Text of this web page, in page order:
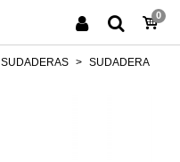
0
SUDADERAS > SUDADERA